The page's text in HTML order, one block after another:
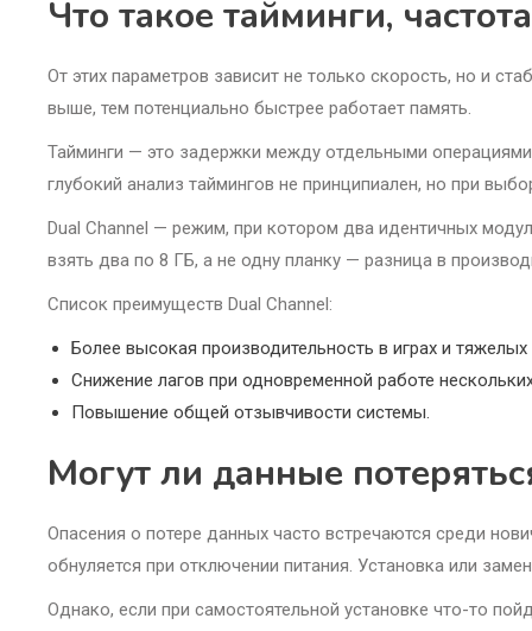
Что такое тайминги,
От этих параметров зависит не только скорость, но и
выше, тем потенциально быстрее работает память.
Тайминги — это задержки между отдельными
глубокий анализ таймингов не принципиален, но при
Dual Channel — режим, при котором два идентичных
взять два по 8 ГБ, а не одну планку — разница в
Список преимуществ Dual Channel:
Более высокая производительность в играх и
Снижение лагов при одновременной работе
Повышение общей отзывчивости системы.
Могут ли данные
Опасения о потере данных часто встречаются среди
обнуляется при отключении питания. Установка или
Однако, если при самостоятельной установке что-то